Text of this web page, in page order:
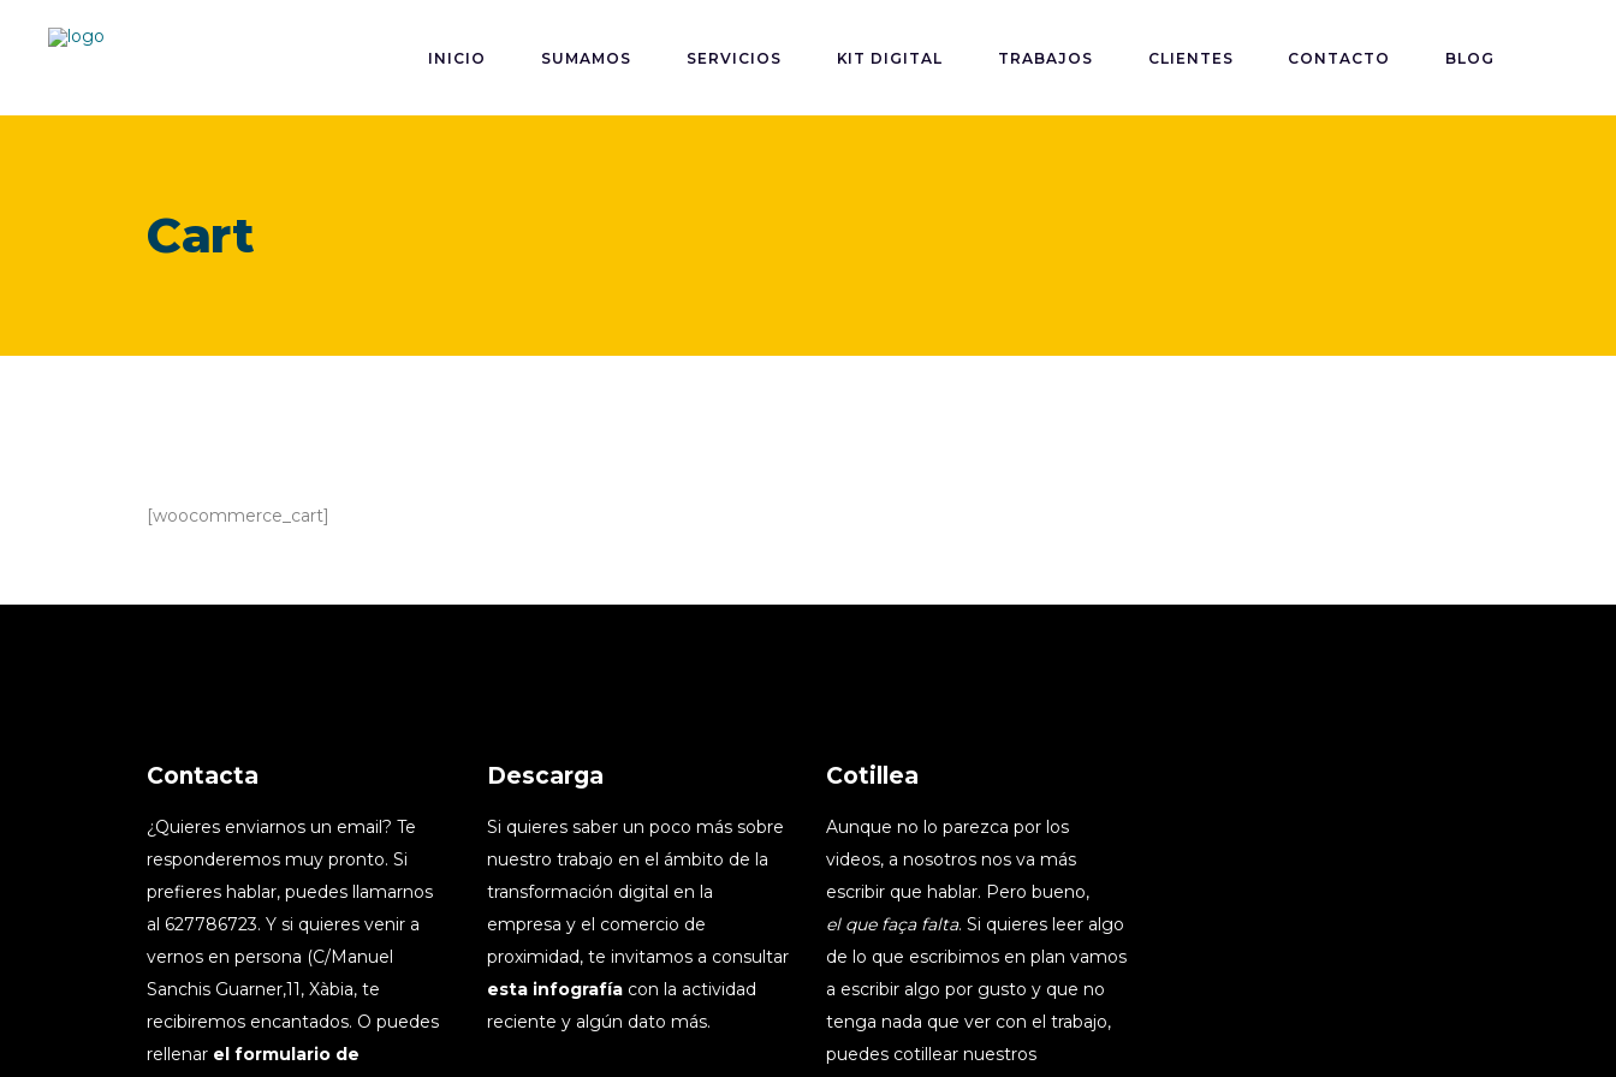
INICIO SUMAMOS SERVICIOS KIT DIGITAL TRABAJOS CLIENTES CONTACTO BLOG
Cart
[woocommerce_cart]
Contacta
¿Quieres enviarnos un email? Te
responderemos muy pronto. Si
prefieres hablar, puedes llamarnos
al 627786723. Y si quieres venir a
vernos en persona (C/Manuel
Sanchis Guarner,11, Xàbia, te
recibiremos encantados. O puedes
rellenar el formulario de
Descarga
Si quieres saber un poco más sobre
nuestro trabajo en el ámbito de la
transformación digital en la
empresa y el comercio de
proximidad, te invitamos a consultar
esta infografíacon la actividad
reciente y algún dato más.
Cotillea
Aunque no lo parezca por los
videos, a nosotros nos va más
escribir que hablar. Pero bueno,
el que faça falta. Si quieres leer algo
de lo que escribimos en plan vamos
a escribir algo por gusto y que no
tenga nada que ver con el trabajo,
puedes cotillear nuestros